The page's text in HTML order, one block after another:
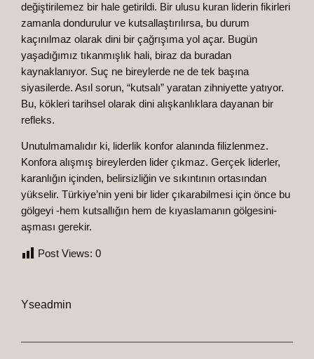
değiştirilemez bir hale getirildi. Bir ulusu kuran liderin fikirleri
zamanla dondurulur ve kutsallaştırılırsa, bu durum
kaçınılmaz olarak dini bir çağrışıma yol açar. Bugün
yaşadığımız tıkanmışlık hali, biraz da buradan
kaynaklanıyor. Suç ne bireylerde ne de tek başına
siyasilerde. Asıl sorun, “kutsalı” yaratan zihniyette yatıyor.
Bu, kökleri tarihsel olarak dini alışkanlıklara dayanan bir
refleks.
Unutulmamalıdır ki, liderlik konfor alanında filizlenmez.
Konfora alışmış bireylerden lider çıkmaz. Gerçek liderler,
karanlığın içinden, belirsizliğin ve sıkıntının ortasından
yükselir. Türkiye’nin yeni bir lider çıkarabilmesi için önce bu
gölgeyi -hem kutsallığın hem de kıyaslamanın gölgesini-
aşması gerekir.
Post Views: 0
Yseadmin